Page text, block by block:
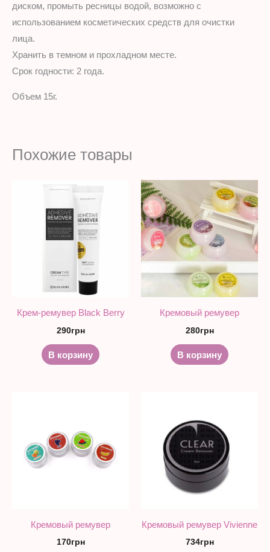
диском, промыть ресницы водой, возможно с
использованием косметических средств для очистки
лица.
Хранить в темном и прохладном месте.
Срок годности: 2 года.
Объем 15г.
Похожие товары
Крем-ремувер Black Berry
290грн
В корзину
Кремовый ремувер
280грн
В корзину
Кремовый ремувер
170грн
Кремовый ремувер Vivienne
734грн